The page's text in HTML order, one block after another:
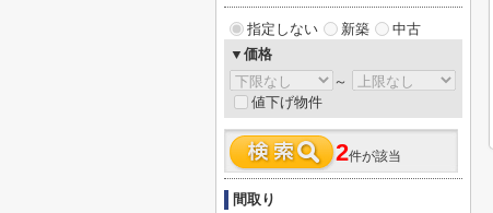
指定しない 新築
中古
▼価格
～
値下げ物件
2件が該当
間取り